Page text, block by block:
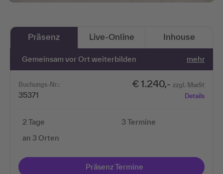
Präsenz Live-Online Inhouse
Gemeinsam vor Ort weiterbilden mehr
Buchungs-Nr.:
35371
€ 1.240,- zzgl. MwSt
Details
2 Tage
an 3 Orten
3 Termine
Präsenz Termine